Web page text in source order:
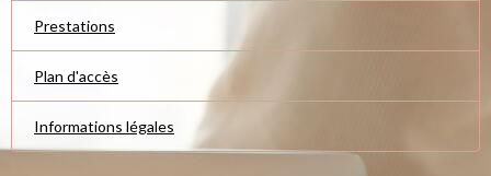
Prestations
Plan d'accès
Informations légales